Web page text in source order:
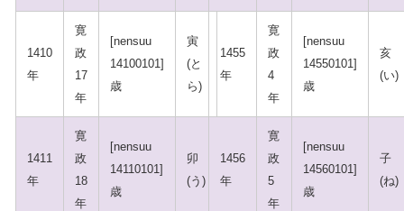
1410
年
寛
政
17
年
[nensuu
14100101]
歳
寅
(と
ら)
1411
年
寛
政
18
年
[nensuu
14110101]
歳
卯
(う)
1455
年
寛
政
4
年
[nensuu
14550101]
歳
亥
(い)
1456
年
寛
政
5
年
[nensuu
14560101]
歳
子
(ね)